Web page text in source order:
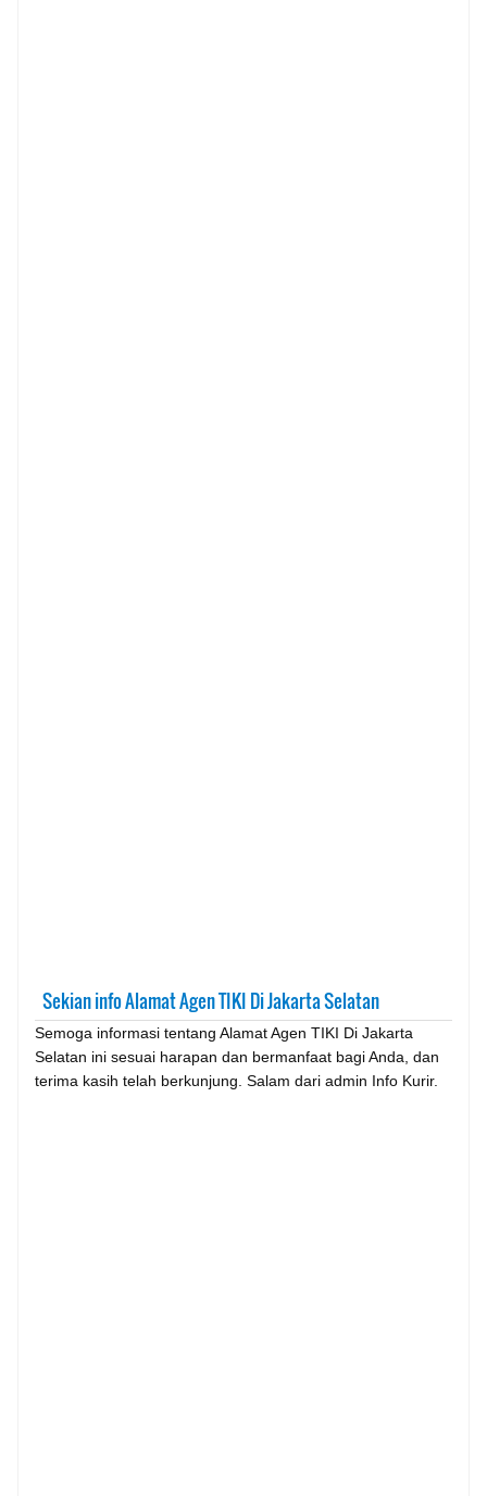
Sekian info Alamat Agen TIKI Di Jakarta Selatan
Semoga informasi tentang Alamat Agen TIKI Di Jakarta
Selatan ini sesuai harapan dan bermanfaat bagi Anda, dan
terima kasih telah berkunjung. Salam dari admin Info Kurir.